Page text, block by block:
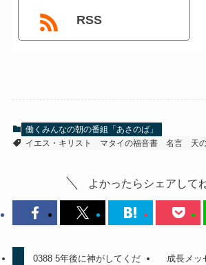
RSS
働くみんなの朝の番組「あさのば」
イエス・キリスト
マタイの福音書 名言 天
よかったらシェアして
0388 5年後に神がしてくだ
成長メッ